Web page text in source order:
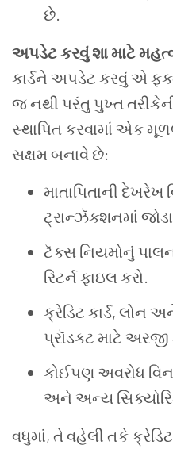
છે.
અપડેટ કરવું શા માટે
કાર્ડને અપડેટ કરવું એ
જ નથી પરંતુ પુખ્ત
સ્થાપિત કરવામાં એક
સક્ષમ બનાવે છે:
માતાપિતાની દેખરેખ
ટ્રાન્ઝૅક્શનમાં
ટૅક્સ નિયમોનું
રિટર્ન ફાઇલ કરો.
ક્રેડિટ કાર્ડ, લોન
પ્રૉડક્ટ માટે અરજી
કોઈપણ અવરોધ
અને અન્ય
વધુમાં, તે વહેલી તકે